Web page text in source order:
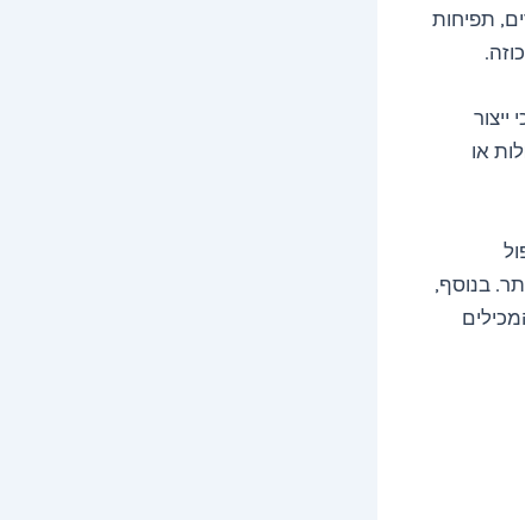
תפיחות
או
בנוסף,